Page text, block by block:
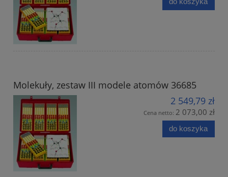
Molekuły, zestaw III modele atomów 36685
2 549,79 zł
Cena netto: 2 073,00 zł
do koszyka